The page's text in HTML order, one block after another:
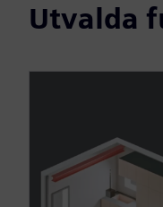
Utvalda